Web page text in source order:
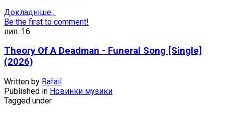
Докладніше...
Be the first to comment!
лип. 16
Theory Of A Deadman - Funeral Song [Single]
(2026)
Written by Rafail
Published in Новинки музики
Tagged under